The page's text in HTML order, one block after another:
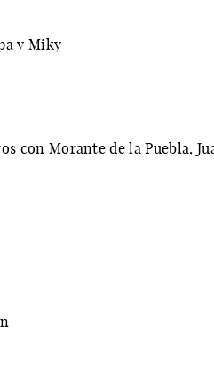
y Miky
con Morante de la Puebla,